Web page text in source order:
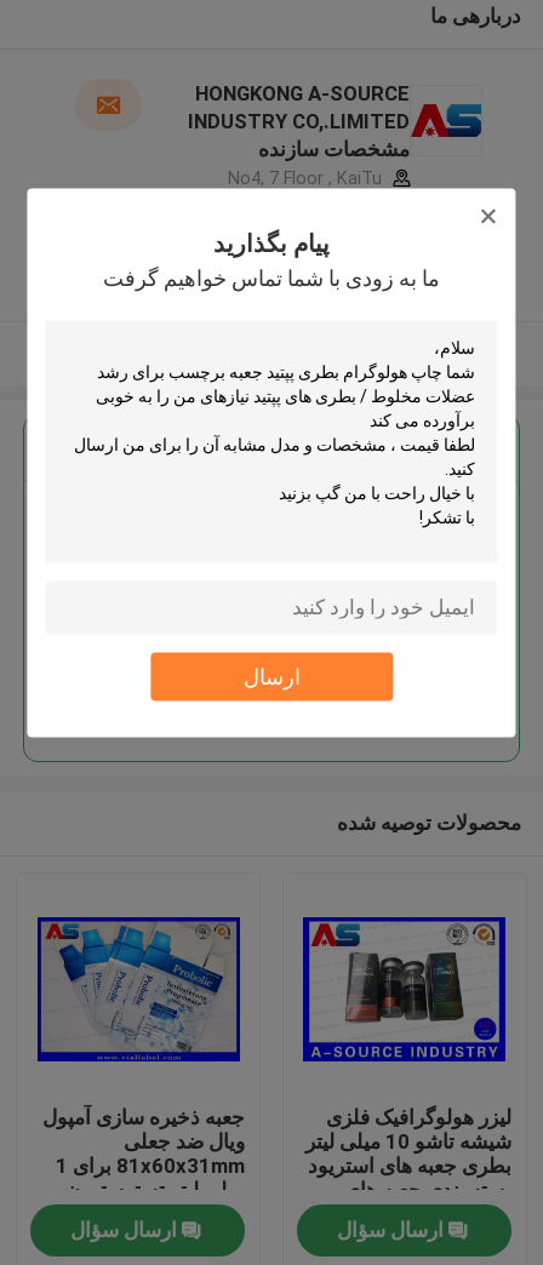
پیام بگذارید
ما به زودی با شما تماس خواهیم گرفت
ارسال
صفحه اصلی
محصولات
درباره ما
دربارهی ما
HONGKONG A-SOURCE
INDUSTRY CO,.LIMITED
مشخصات سازنده
No4, 7 Floor , KaiTu
,Wang Jiao , Jiulong district ,چین
کننده تایید شده
بهترين قيمت رو براي
ادامه هید
محصولات توصیه شده
لیزر هولوگرافیک فلزی
شیشه تاشو 10 میلی لیتر
بطری جعبه های استریود
بسته بندی جعبه های
دارویی برچسب
ارسال سؤال
جعبه ذخیره سازی آمپول
ویال ضد جعلی
81x60x31mm برای 1
میلی لیتر تستوسترون
پروپیونات
ارسال سؤال